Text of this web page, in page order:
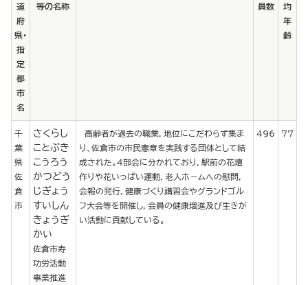
道
府
県・
指
定
都
市
名
等の名称
員数
均
年
齢
千
葉
県
佐
倉
市
さくらし
ことぶき
こうろう
かつどう
じぎょう
すいしん
きょうぎ
かい
佐倉市寿
功労活動
事業推進
高齢者が過去の職業，地位にこだわらず集ま
り、佐倉市の市民憲章を実践する団体として結
成された。４部会に分かれており，駅前の花壇
作りや花いっぱい運動，老人ホ－ムへの慰問，
会報の発行，健康づくり講習会やグランドゴル
フ大会等を開催し，会員の健康増進及び生きが
い活動に貢献している。
496 77